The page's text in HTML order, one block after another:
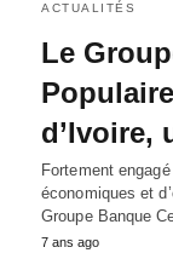
ACTUALITÉS
Le
d’Ivoire,
Fortement
économiques et
Groupe Banque
7 ans ago